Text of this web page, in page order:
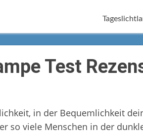
Test
in der Bequemlichkeit
so viele Menschen in der